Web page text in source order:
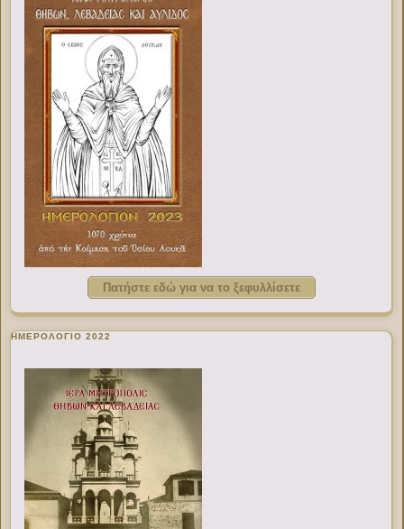
Πατήστε εδώ για να το ξεφυλλίσετε
ΗΜΕΡΟΛΟΓΙΟ 2022